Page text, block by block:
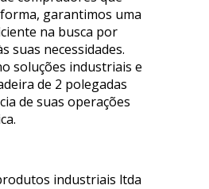
garantimos uma
na busca por
suas necessidades.
soluções industriais e
de 2 polegadas
de suas operações
industriais ltda